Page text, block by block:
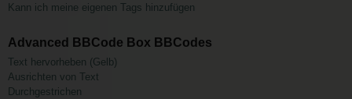
Kann ich meine eigenen Tags hinzufügen
Advanced BBCode Box BBCodes
Text hervorheben (Gelb)
Ausrichten von Text
Durchgestrichen